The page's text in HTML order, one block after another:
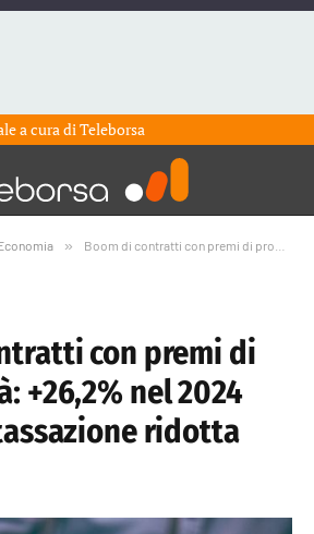
a cura diTeleborsa
» Boom di contratti con premi di produttività: +26,2% nel 2024 grazie alla tassazione ridotta
con premi di
+26,2% nel 2024
ridotta